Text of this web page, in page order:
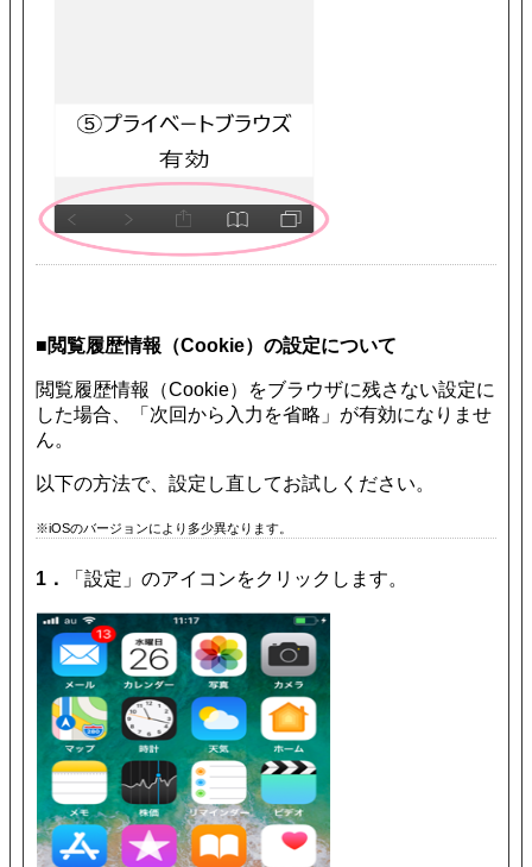
■閲覧履歴情報（Cookie）の設定について
閲覧履歴情報（Cookie）をブラウザに残さない設定に
した場合、「次回から入力を省略」が有効になりませ
ん。
以下の方法で、設定し直してお試しください。
※iOSのバージョンにより多少異なります。
1． 「設定」のアイコンをクリックします。